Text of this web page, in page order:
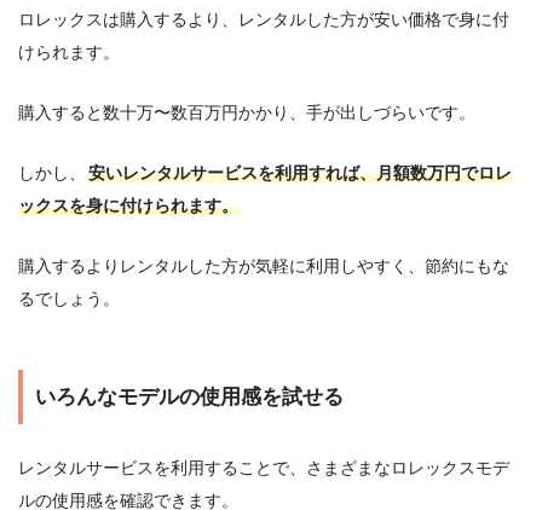
ロレックスは購入するより、レンタルした方が安い価格で身に付
けられます。
購入すると数十万〜数百万円かかり、手が出しづらいです。
しかし、
安いレンタルサービスを利用すれば、月額数万円でロレ
ックスを身に付けられます。
購入するよりレンタルした方が気軽に利用しやすく、節約にもな
るでしょう。
いろんなモデルの使用感を試せる
レンタルサービスを利用することで、さまざまなロレックスモデ
ルの使用感を確認できます。